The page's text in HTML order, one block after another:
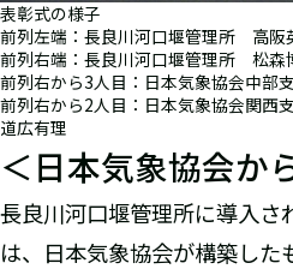
表彰式の様子
前列左端：長良川河口堰管理所 高阪
前列右端：長良川河口堰管理所 松森
前列右から3人目：日本気象協会中
前列右から2人目：日本気象協会関
道広有理
＜日本気象協会か
長良川河口堰管理所に導入さ
は、日本気象協会が構築した